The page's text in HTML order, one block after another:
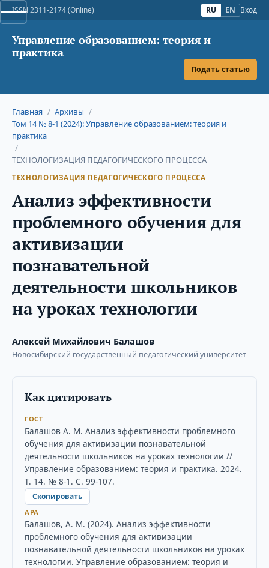
ISSN 2311-2174 (Online) RU EN Вход
Управление образованием: теория и
практика
Подать статью
Главная / Архивы /
Том 14 № 8-1 (2024): Управление образованием: теория и
практика
/
ТЕХНОЛОГИЗАЦИЯ ПЕДАГОГИЧЕСКОГО ПРОЦЕССА
ТЕХНОЛОГИЗАЦИЯ ПЕДАГОГИЧЕСКОГО ПРОЦЕССА
Анализ эффективности
проблемного обучения для
активизации
познавательной
деятельности школьников
на уроках технологии
Алексей Михайлович Балашов
Новосибирский государственный педагогический университет
Как цитировать
ГОСТ
Балашов А. М. Анализ эффективности проблемного
обучения для активизации познавательной
деятельности школьников на уроках технологии //
Управление образованием: теория и практика. 2024.
Т. 14. № 8-1. С. 99-107.
Скопировать
APA
Балашов, А. М. (2024). Анализ эффективности
проблемного обучения для активизации
познавательной деятельности школьников на уроках
технологии. Управление образованием: теория и